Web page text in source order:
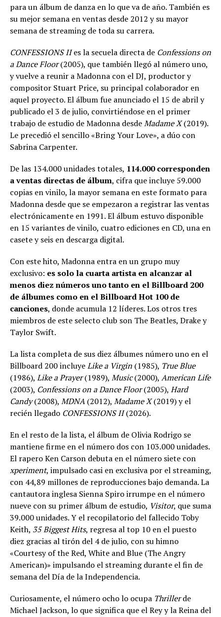
para un álbum de danza en lo que va de año. También es
su mejor semana en ventas desde 2012 y su mayor
semana de streaming de toda su carrera.
CONFESSIONS IIes la secuela directa de Confessions on
a Dance Floor(2005), que también llegó al número uno,
y vuelve a reunir a Madonna con el DJ, productor y
compositor Stuart Price, su principal colaborador en
aquel proyecto. El álbum fue anunciado el 15 de abril y
publicado el 3 de julio, convirtiéndose en el primer
trabajo de estudio de Madonna desdeMadame X(2019).
Le precedió el sencillo «Bring Your Love», a dúo con
Sabrina Carpenter.
De las 134.000 unidades totales, 114.000 corresponden
a ventas directas de álbum, cifra que incluye 59.000
copias en vinilo, la mayor semana en este formato para
Madonna desde que se empezaron a registrar las ventas
electrónicamente en 1991. El álbum estuvo disponible
en 15 variantes de vinilo, cuatro ediciones en CD, una en
casete y seis en descarga digital.
Con este hito, Madonna entra en un grupo muy
exclusivo: es solo la cuarta artista en alcanzar al
menos diez números uno tanto en el Billboard 200
de álbumes como en el Billboard Hot 100 de
canciones, donde acumula 12 líderes. Los otros tres
miembros de este selecto club son The Beatles, Drake y
Taylor Swift.
La lista completa de sus diez álbumes número uno en el
Billboard 200 incluyeLike a Virgin (1985), True Blue
(1986), Like a Prayer(1989), Music(2000), American Life
(2003), Confessions on a Dance Floor(2005), Hard
Candy(2008), MDNA (2012), Madame X(2019) y el
recién llegado CONFESSIONS II(2026).
En el resto de la lista, el álbum de Olivia Rodrigo se
mantiene firme en el número dos con 103.000 unidades.
El rapero Ken Carson debuta en el número siete con
xperiment, impulsado casi en exclusiva por el streaming,
con 44,89 millones de reproducciones bajo demanda. La
cantautora inglesa Sienna Spiro irrumpe en el número
nueve con su primer álbum de estudio, Visitor, que suma
39.000 unidades. Y el recopilatorio del fallecido Toby
Keith, 35 Biggest Hits, regresa al top 10 en el puesto
diez gracias al tirón del 4 de julio, con su himno
«Courtesy of the Red, White and Blue (The Angry
American)» impulsando el streaming durante el fin de
semana del Día de la Independencia.
Curiosamente, el número ocho lo ocupa Thrillerde
Michael Jackson, lo que significa que el Rey y la Reina del